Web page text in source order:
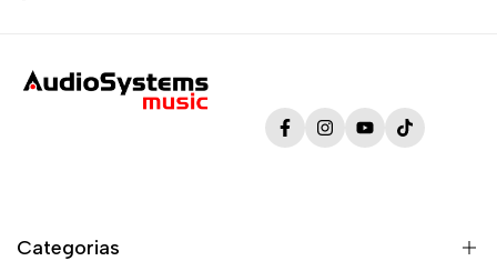
FacebookInstagramYouTubeTikTok
Categorias